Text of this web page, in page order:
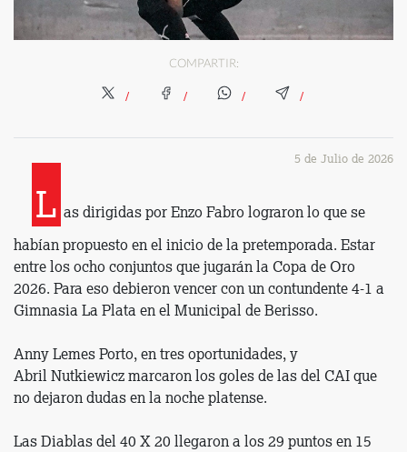
COMPARTIR:
5 de Julio de 2026
L as dirigidas por Enzo Fabro lograron lo que se
habían propuesto en el inicio de la pretemporada. Estar
entre los ocho conjuntos que jugarán la Copa de Oro
2026. Para eso debieron vencer con un contundente 4-1 a
Gimnasia La Plata en el Municipal de Berisso.
Anny Lemes Porto, en tres oportunidades, y
Abril Nutkiewicz marcaron los goles de las del CAI que
no dejaron dudas en la noche platense.
Las Diablas del 40 X 20 llegaron a los 29 puntos en 15